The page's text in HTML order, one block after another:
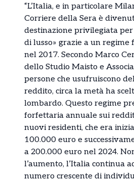
“L’Italia, e in particolare
Corriere della Sera è
destinazione privilegiata
di lusso» grazie a un regime
nel 2017. Secondo Marco
dello Studio Maisto e
persone che usufruiscono
reddito, circa la metà ha
lombardo. Questo regime
forfettaria annuale sui
nuovi residenti, che era
100.000 euro e
a 200.000 euro nel 2024.
l’aumento, l’Italia continua
numero crescente di